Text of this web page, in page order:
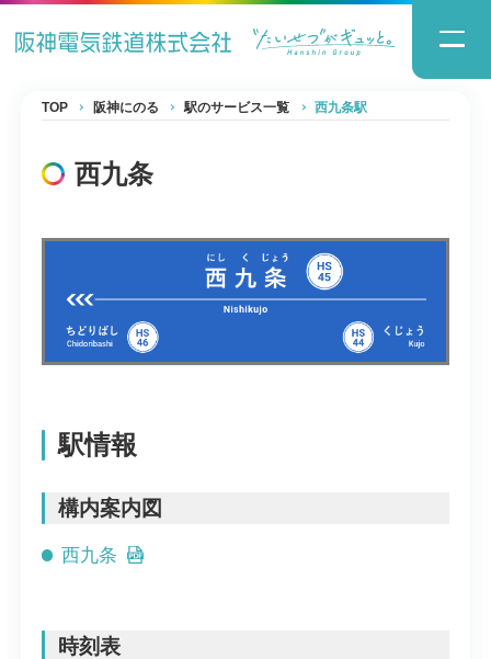
TOP 阪神にのる 駅のサービス一覧 西九条駅
西九条
駅情報
構内案内図
西九条
時刻表